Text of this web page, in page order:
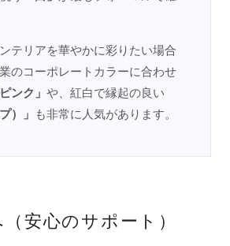
テリアを華やかに彩りたい場合
のコーポレートカラーに合わせ
ピンク」 や、紅白で縁起の良い
）」
も非常に人気があります。
安心のサポート）